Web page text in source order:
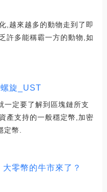
,越來越多的動物走到了即
許多能稱霸一方的動物,如
旋_UST
一定要了解到區塊鏈所支
產支持的一般穩定幣,加密
幣.
零幣的牛市來了？